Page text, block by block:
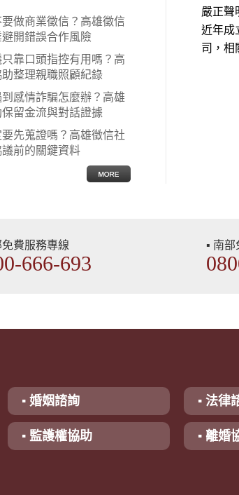
以沙文主義也廣泛應用
說法，甚至還出現了男
做商業徵信？高雄徵信
開錯誤合作風險
靠口頭指控有用嗎？高
整理親職照顧紀錄
感情詐騙怎麼辦？高雄
留金流與對話證據
先蒐證嗎？高雄徵信社
前的關鍵資料
嚴正聲
近年成
司，相
免費服務專線
666-693
▪ 南
▪ 婚姻諮詢 ▪ 法律
▪ 監護權協助 ▪ 離婚